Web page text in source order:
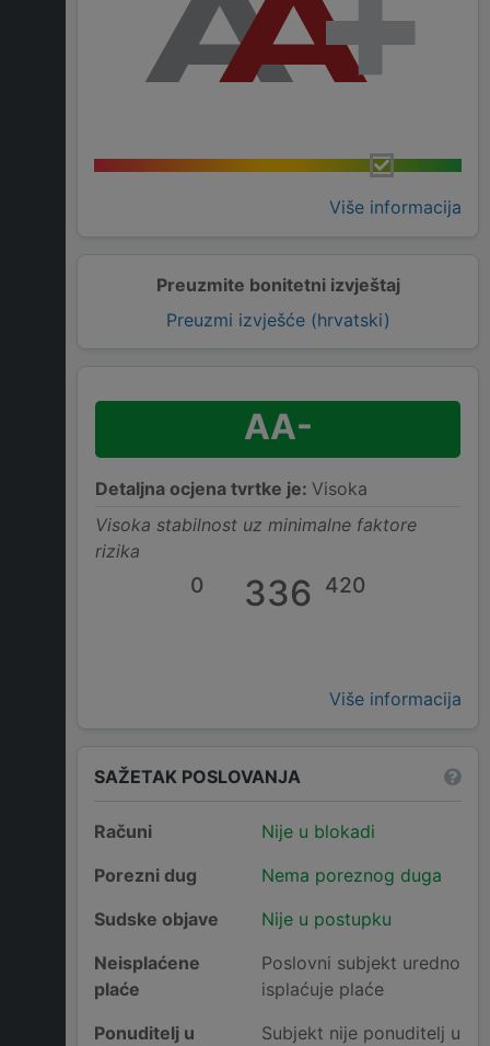
Više informacija
Preuzmite bonitetni izvještaj
Preuzmi izvješće (hrvatski)
AA-
Detaljna ocjena tvrtke je: Visoka
Visoka stabilnost uz minimalne faktore
rizika
0 336 420
Više informacija
SAŽETAK POSLOVANJA
Računi
Nije u blokadi
Porezni dug
Nema poreznog duga
Sudske objave
Nije u postupku
Neisplaćene
plaće
Poslovni subjekt uredno
isplaćuje plaće
Ponuditelj u
Subjekt nije ponuditelj u